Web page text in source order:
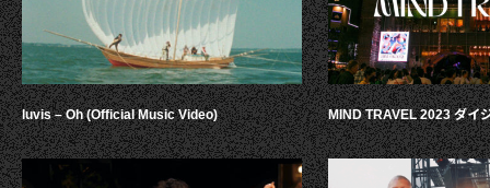
luvis – Oh (Official Music Video) MIND TRAVEL 2023 ダイ